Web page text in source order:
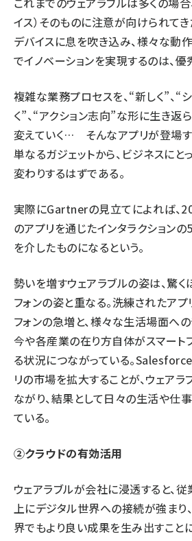
イス）そのものに注意が向けられてき
デバイスに息を吹き込み、様々な動
でイノベーションを実現するのは、優
複雑な業務プロセスを、“新しく”、“
く”、“アクション志向”な形に生き返
変えていく… そんなアプリが登場す
単なるガジェットから、ビジネスに
変わりするはずである。
実際にGartnerの見立てによれば、
のアプリを通じたインタラクションの
を介したものになるという。
勢いを増すウェアラブルの姿は、驚
フォンの姿と重なる。洗練されたアプ
フォンの急増と、様々な生活場面へ
今や各産業の在り方自体がスマート
る状況につながっている。
リの市場を拡大することが、ウェア
ながり、結果として日々の生活や仕
ている。
②クラウドの有効活用
ウェアラブルが会社に浸透すると、
上にデジタル世界への接続が強まり
界でもより良い成果を生み出すこと